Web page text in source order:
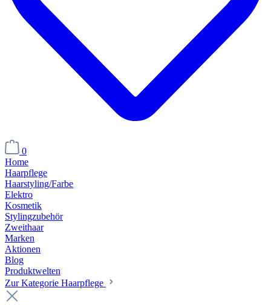
0
Home
Haarpflege
Haarstyling/Farbe
Elektro
Kosmetik
Stylingzubehör
Zweithaar
Marken
Aktionen
Blog
Produktwelten
Zur Kategorie Haarpflege